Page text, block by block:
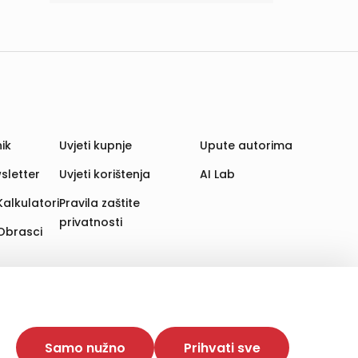
Time poboljšavamo korisničko iskustvo,
web stranica i uređaja u tu svrhu. Naši partneri
Samo nužno Prihvati sve
Uvjeti kupnje
Uvjeti korištenja
Pravila zaštite
privatnosti
Upute autorima
AI Lab